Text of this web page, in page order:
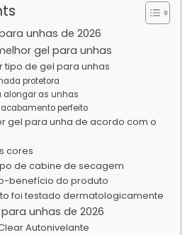
unhas de 2026
gel para unhas
tipo de gel para unhas
protetora
alongar as unhas
perfeito
gel para unha de acordo com o
cores
de cabine de secagem
benefício do produto
foi testado dermatologicamente
unhas de 2026
Autonivelante